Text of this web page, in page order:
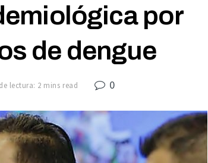
por
de dengue
lectura: 2 mins read 0